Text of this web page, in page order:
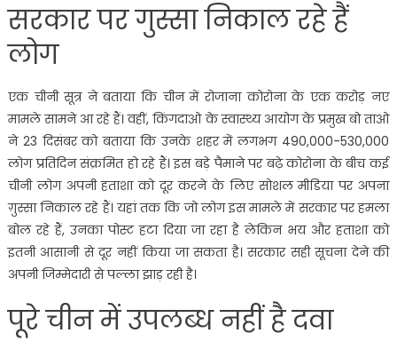
सरकार पर गुस्सा निकाल रहे हैं
लोग
एक चीनी सूत्र ने बताया कि चीन में रोजाना कोरोना के एक करोड़ नए
मामले सामने आ रहे हैं। वहीं, किंगदाओ के स्वास्थ्य आयोग के प्रमुख बो ताओ
ने 23 दिसंबर को बताया कि उनके शहर में लगभग 490,000-530,000
लोग प्रतिदिन संक्रमित हो रहे हैं। इस बड़े पैमाने पर बढ़े कोरोना के बीच कई
चीनी लोग अपनी हताशा को दूर करने के लिए सोशल मीडिया पर अपना
ग़ुस्सा निकाल रहे हैं। यहां तक कि जो लोग इस मामले में सरकार पर हमला
बोल रहे हैं, उनका पोस्ट हटा दिया जा रहा है लेकिन भय और हताशा को
इतनी आसानी से दूर नहीं किया जा सकता है। सरकार सही सूचना देने की
अपनी जिम्मेदारी से पल्ला झाड़ रही है।
पूरे चीन में उपलब्ध नहीं है दवा